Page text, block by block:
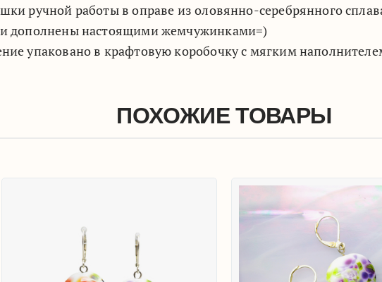
ручной работы в оправе из оловянно-серебрянного
дополнены настоящими жемчужинками=)
упаковано в крафтовую коробочку с мягким
ПОХОЖИЕ ТОВАРЫ